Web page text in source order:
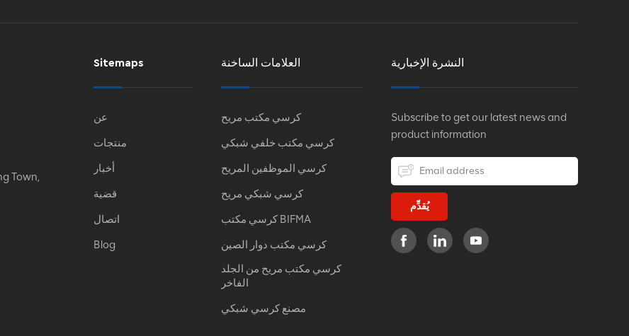
Town,
Sitemaps
عن
منتجات
أخبار
قضية
اتصال
Blog
العلامات الساخنة
كرسي مكتب مريح
كرسي مكتب خلفي شبكي
كرسي الموظفين المريح
كرسي شبكي مريح
كرسي مكتب BIFMA
كرسي مكتب دوار الصين
كرسي مكتب مريح من الجلد
الفاخر
مصنع كرسي شبكي
النشرة الإخبارية
Subscribe to get our latest news and
product information
يُقدِّم